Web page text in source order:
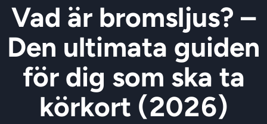
Vad är bromsljus? –
Den ultimata guiden
för dig som ska ta
körkort (2026)